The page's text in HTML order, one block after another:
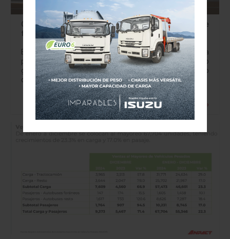
CUPRA Formentor: elegido como uno de los siete
finalistas del prestigioso premio Car of the Year 2021
El primer vehículo diseñado y desarrollado en exclusiva
por la marca CUPRA ha sido nominado al prestigioso
galardón internacional ‘Car of the Year 2021’ En febrero
de 2018 nació CUPRA,…
Leer más »